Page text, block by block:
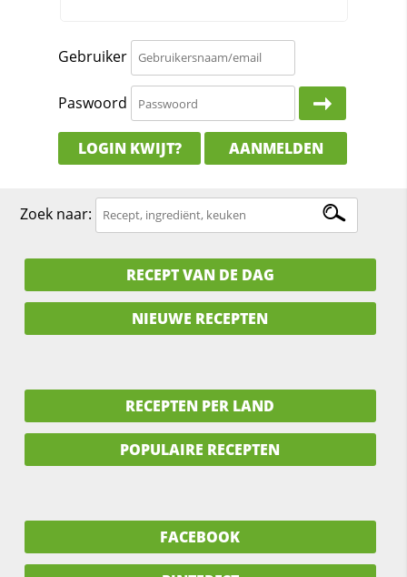
Gebruiker
Paswoord
LOGIN KWIJT? AANMELDEN
Zoek naar:
RECEPT VAN DE DAG
NIEUWE RECEPTEN
RECEPTEN PER LAND
POPULAIRE RECEPTEN
FACEBOOK